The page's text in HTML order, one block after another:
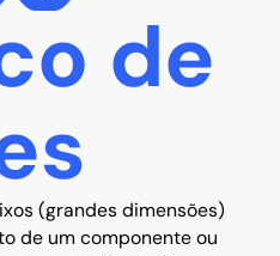
de
(grandes dimensões)
de um componente ou